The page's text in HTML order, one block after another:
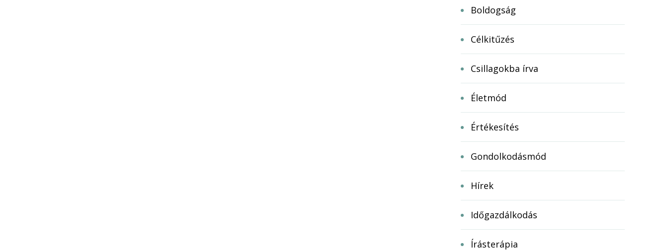
Boldogság
Célkitűzés
Csillagokba írva
Életmód
Értékesítés
Gondolkodásmód
Hírek
Időgazdálkodás
Írásterápia